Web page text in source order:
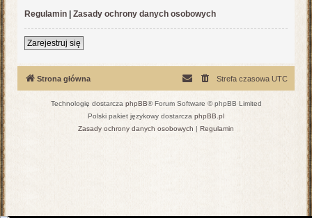
Regulamin | Zasady ochrony danych osobowych
Zarejestruj się
Strona główna Strefa czasowa UTC
Technologię dostarcza phpBB® Forum Software © phpBB Limited
Polski pakiet językowy dostarcza phpBB.pl
Zasady ochrony danych osobowych | Regulamin